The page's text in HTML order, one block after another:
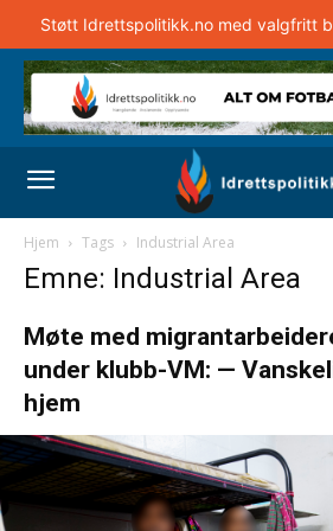
Støtt Idrettspolitikk.no med valgfritt
Hjem Tags Industrial Area
Emne: Industrial Area
Møte med
under klubb-VM: —
hjem